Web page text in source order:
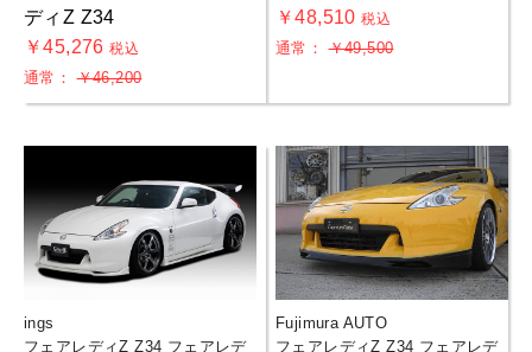
ディZ Z34
￥45,276税込
通常：￥46,200
￥48,510税込
通常：￥49,500
ings
フェアレディZ Z34 フェアレデ
Fujimura AUTO
フェアレディZ Z34 フェアレデ